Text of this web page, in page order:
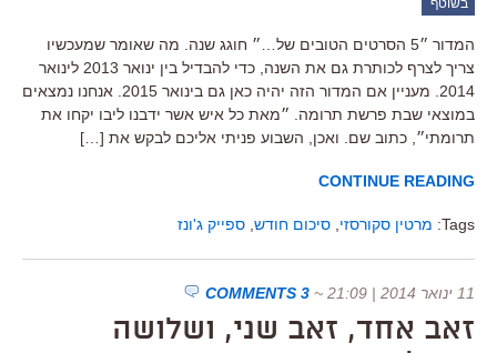
בשוטף
המדור ״5 הסרטים הטובים של…״ חוגג שנה. מה שאומר שמעכשיו
צריך לצרף לכותרת גם את השנה, כדי להבדיל בין ינואר 2013 לינואר
2014. מעניין אם המדור הזה יהיה כאן גם בינואר 2015. אנחנו נמצאים
במוצאי שבת פרשת תרומה. ״מאת כל איש אשר ידבנו ליבו יקחו את
תרומתי״, כתוב שם. ואכן, השבוע פניתי אליכם לבקש את […]
CONTINUE READING
Tags: מרטין סקורסזי סיכום חודש ספייק ג'ונז
11 ינואר 2014 | 21:09 ~
3 COMMENTS
זאב אחד, זאב שני, ושלושה